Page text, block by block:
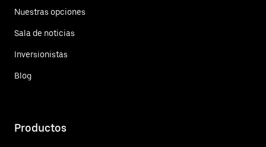
Nuestras opciones
Sala de noticias
Inversionistas
Blog
Productos